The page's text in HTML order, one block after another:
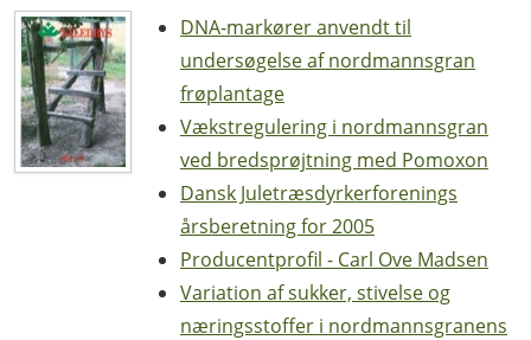
DNA-markører anvendt til
undersøgelse af nordmannsgran
frøplantage
Vækstregulering i nordmannsgran
ved bredsprøjtning med Pomoxon
Dansk Juletræsdyrkerforenings
årsberetning for 2005
Producentprofil - Carl Ove Madsen
Variation af sukker, stivelse og
næringsstoffer i nordmannsgranens